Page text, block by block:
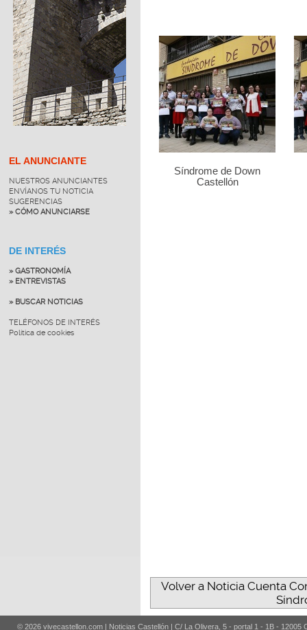
EL ANUNCIANTE
NUESTROS ANUNCIANTES
ENVÍANOS TU NOTICIA
SUGERENCIAS
» CÓMO ANUNCIARSE
DE INTERÉS
» GASTRONOMÍA
» ENTREVISTAS
» BUSCAR NOTICIAS
TELÉFONOS DE INTERÉS
Política de cookies
Síndrome de Down
Castellón
Volver a Noticia Cuenta
© 2026 vivecastellon.com | Noticias Castellón | C/ La Olivera, 5 - portal 1 - 1B - 12005